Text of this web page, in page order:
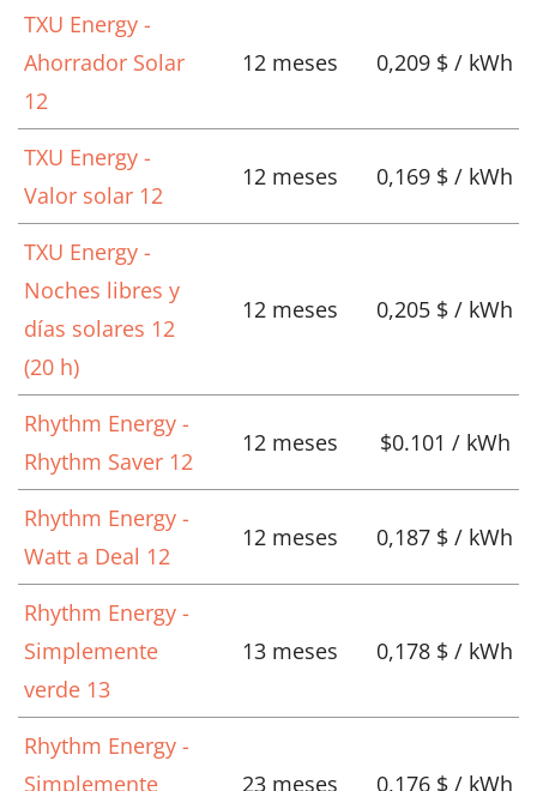
TXU Energy -
Ahorrador Solar
12
12 meses 0,209 $ / kWh
TXU Energy -
Valor solar 12
12 meses 0,169 $ / kWh
TXU Energy -
Noches libres y
días solares 12
(20 h)
12 meses 0,205 $ / kWh
Rhythm Energy -
Rhythm Saver 12
12 meses $0.101 / kWh
Rhythm Energy -
Watt a Deal 12
12 meses 0,187 $ / kWh
Rhythm Energy -
Simplemente
verde 13
13 meses 0,178 $ / kWh
Rhythm Energy -
Simplemente
23 meses 0,176 $ / kWh